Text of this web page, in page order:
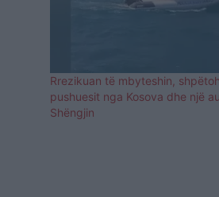
Rrezikuan të mbyteshin,
pushuesit nga Kosova dhe një
Shëngjin